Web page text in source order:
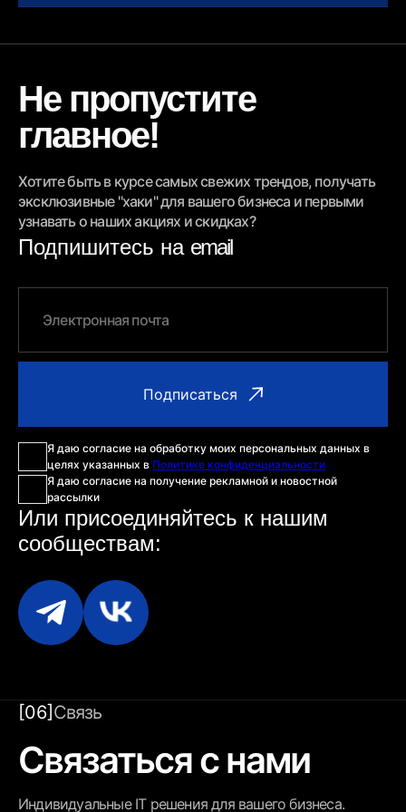
Не пропустите
главное!
Хотите быть в курсе самых свежих трендов, получать
эксклюзивные "хаки" для вашего бизнеса и первыми
узнавать о наших акциях и скидках?
Подпишитесь на email
Я даю согласие на обработку моих персональных данных в
целях указанных в Политике конфиденциальности
Я даю согласие на получение рекламной и новостной
рассылки
Или присоединяйтесь к нашим
сообществам:
[06]Связь
Связаться с нами
Индивидуальные IT решения для вашего бизнеса.